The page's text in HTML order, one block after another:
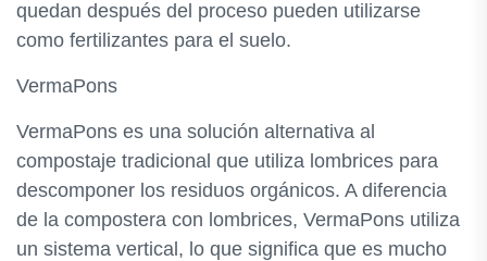
quedan después del proceso pueden utilizarse
como fertilizantes para el suelo.
VermaPons
VermaPons es una solución alternativa al
compostaje tradicional que utiliza lombrices para
descomponer los residuos orgánicos. A diferencia
de la compostera con lombrices, VermaPons utiliza
un sistema vertical, lo que significa que es mucho